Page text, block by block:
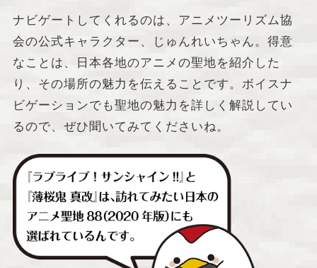
ナビゲートしてくれるのは、アニメツーリズム協
会の公式キャラクター、じゅんれいちゃん。得意
なことは、日本各地のアニメの聖地を紹介した
り、その場所の魅力を伝えることです。ボイスナ
ビゲーションでも聖地の魅力を詳しく解説してい
るので、ぜひ聞いてみてくださいね。